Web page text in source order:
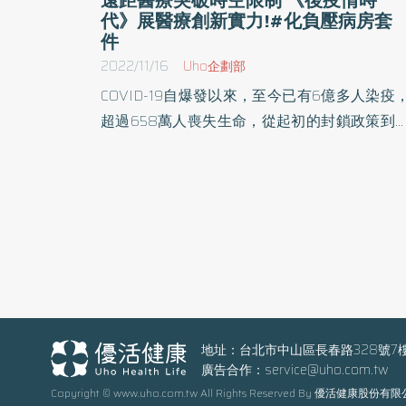
代》展醫療創新實力!#化負壓病房套
件
2022/11/16 Uho企劃部
COVID-19自爆發以來，至今已有6億多人染疫，
超過658萬人喪失生命，從起初的封鎖政策到如
社會創造更安全便利的生活環境，更讓「台灣
療」走上國際舞台。《後疫情時代》將於11月
日星期一晚上9點於Discovery頻道台灣首播，並
陸續於東南亞及日本播出。 就醫習慣改變 全球
地址：台北市中山區長春路328號7
廣告合作： service@uho.com.tw
Copyright © www.uho.com.tw All Rights Reserved By 優活健康股份有限